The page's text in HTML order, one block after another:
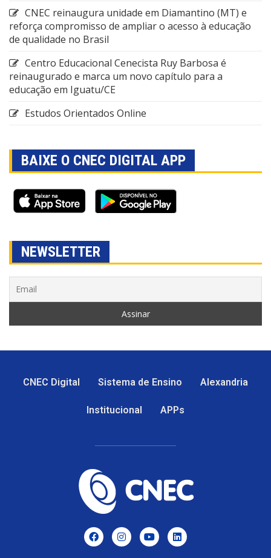
CNEC reinaugura unidade em Diamantino (MT) e
reforça compromisso de ampliar o acesso à educação
de qualidade no Brasil
Centro Educacional Cenecista Ruy Barbosa é
reinaugurado e marca um novo capítulo para a
educação em Iguatu/CE
Estudos Orientados Online
BAIXE O CNEC DIGITAL APP
NEWSLETTER
CNEC Digital Sistema de Ensino Alexandria
Institucional APPs